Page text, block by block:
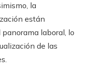
la
están
laboral, lo
de las